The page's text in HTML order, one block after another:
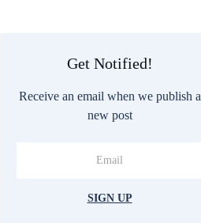
Get Notified!
Receive an email when we publish a
new post
SIGN UP